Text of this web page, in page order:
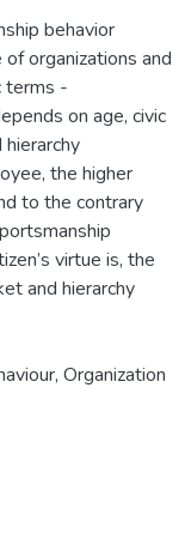
behavior
organizations and
terms -
on age, civic
the higher
to the contrary
virtue is, the
and hierarchy
Organization